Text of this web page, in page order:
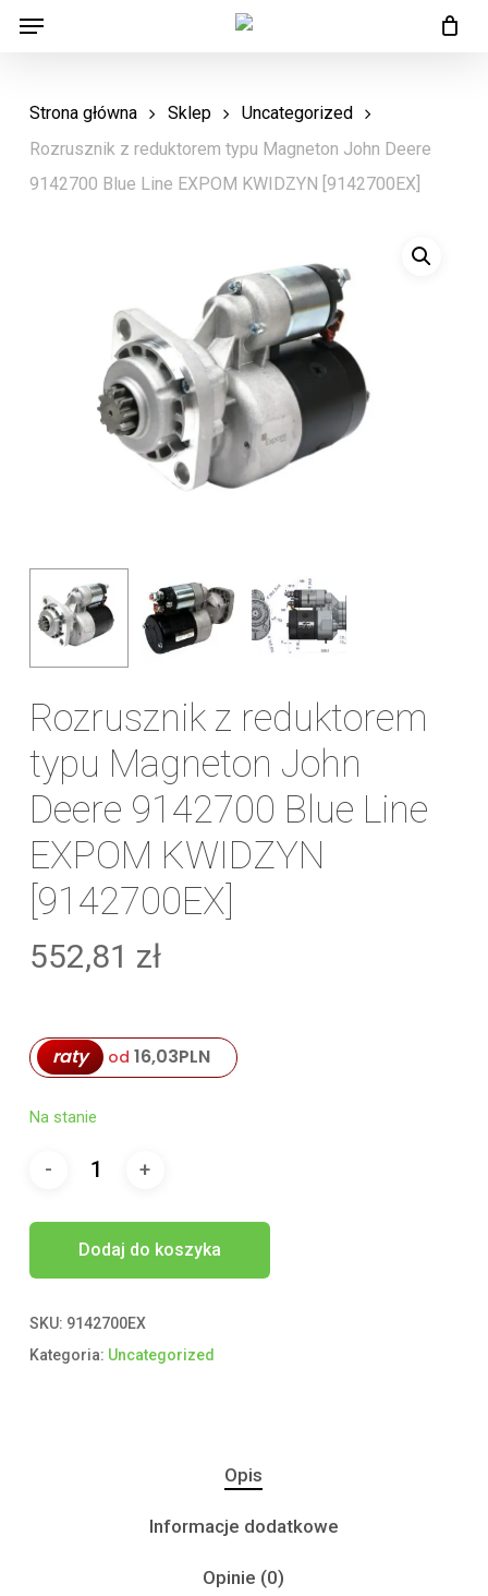
Skip
content
Menu
Strona główna Sklep
Uncategorized
Rozrusznik z reduktorem typu Magneton John Deere
9142700 Blue Line EXPOM KWIDZYN [9142700EX]
Rozrusznik z reduktorem
typu Magneton John
Deere 9142700 Blue Line
EXPOM KWIDZYN
[9142700EX]
552,81 zł
raty od 16,03PLN
Na stanie
Dodaj do koszyka
SKU: 9142700EX
Kategoria: Uncategorized
Opis
Informacje dodatkowe
Opinie (0)
Menu